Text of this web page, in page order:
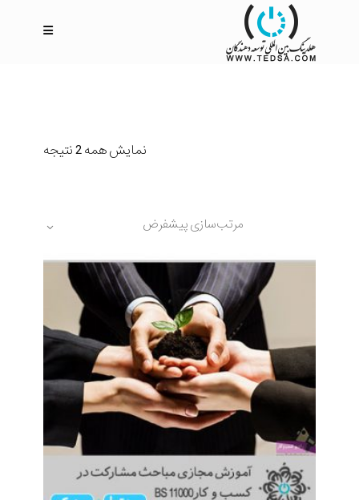
نمایش همه 2 نتیجه
مرتب‌سازی پیشفرض